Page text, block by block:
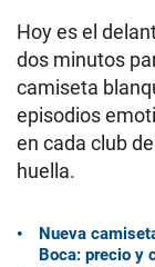
Hoy es el
dos minutos
camiseta
episodios
en cada club
huella.
Nueva
Boca: precio y